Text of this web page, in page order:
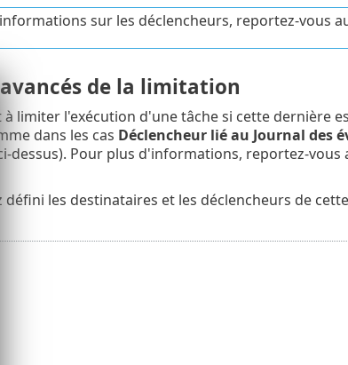
sur les déclencheurs, reportez-vous
avancés de la limitation
limiter l'exécution d'une tâche si cette dernière
dans les cas Déclencheur lié au Journal des
dessus). Pour plus d'informations, reportez-vous
défini les destinataires et les déclencheurs de